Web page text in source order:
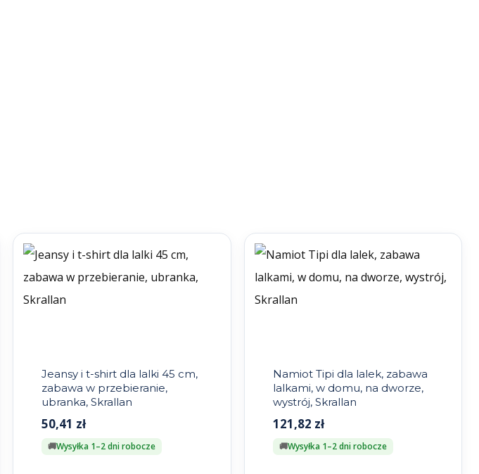
Jeansy i t-shirt dla lalki 45 cm,
zabawa w przebieranie,
ubranka, Skrallan
50,41 zł
Wysyłka 1–2 dni robocze
Namiot Tipi dla lalek, zabawa
lalkami, w domu, na dworze,
wystrój, Skrallan
121,82 zł
Wysyłka 1–2 dni robocze